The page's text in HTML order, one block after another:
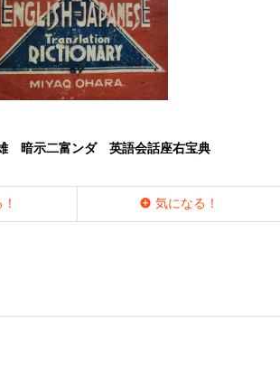
暗示二富ンダ 英語会話座右宝典
気になる！